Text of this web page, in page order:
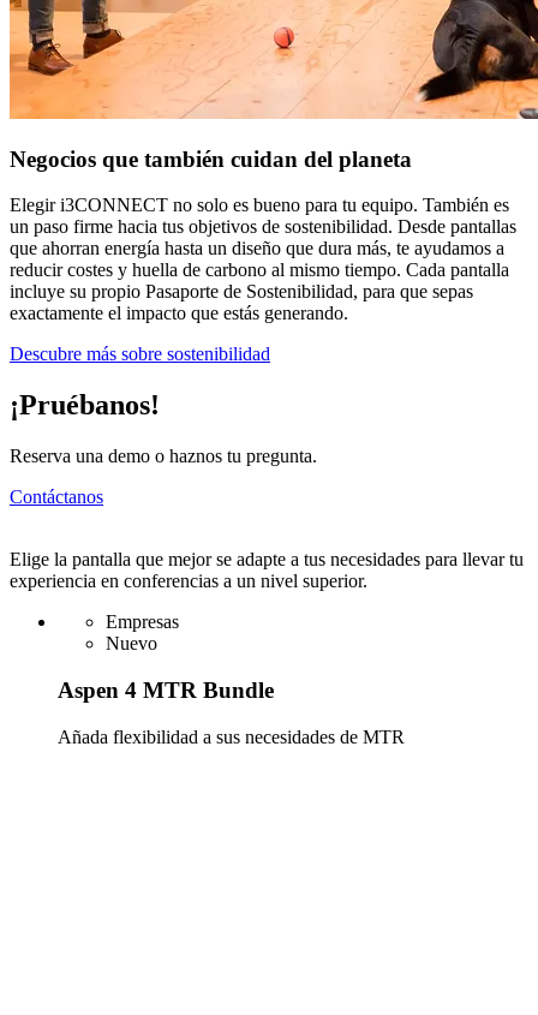
Negocios que también cuidan del planeta
Elegir i3CONNECT no solo es bueno para tu equipo. También es
un paso firme hacia tus objetivos de sostenibilidad. Desde pantallas
que ahorran energía hasta un diseño que dura más, te ayudamos a
reducir costes y huella de carbono al mismo tiempo. Cada pantalla
incluye su propio Pasaporte de Sostenibilidad, para que sepas
exactamente el impacto que estás generando.
Descubre más sobre sostenibilidad
¡Pruébanos!
Reserva una demo o haznos tu pregunta.
Contáctanos
Elige la pantalla que mejor se adapte a tus necesidades para llevar tu
experiencia en conferencias a un nivel superior.
Empresas
Nuevo
Aspen 4 MTR Bundle
Añada flexibilidad a sus necesidades de MTR